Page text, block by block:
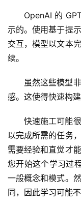
开
源
项
行
业
/
好
登录
OpenAI 的
示的。使用基于提
交互，模型以文本
续。
虽然这些模型
感。这使得快速构
快速施工可能
以完成所需的任务
需要经验和直觉才
您开始这个学习过
一般概念和模式。
同，因此学习可能